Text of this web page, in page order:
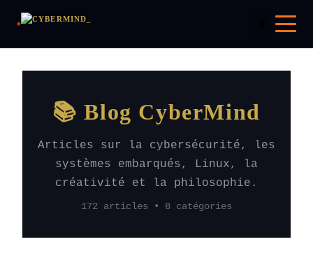
📚 Blog CyberMind
Articles sur la cybersécurité, les
systèmes embarqués, Linux, la
créativité et la philosophie.
172 articles • 8 catégories